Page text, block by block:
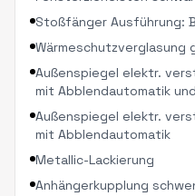
Stoßfänger Ausführung:
Wärmeschutzverglasung
Außenspiegel elektr.
mit Abblendautomatik
Außenspiegel elektr.
mit Abblendautomatik
Metallic-Lackierung
Anhängerkupplung